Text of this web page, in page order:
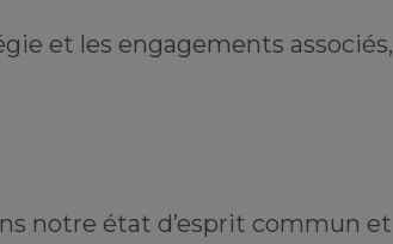
et les engagements associés,
notre état d’esprit commun et